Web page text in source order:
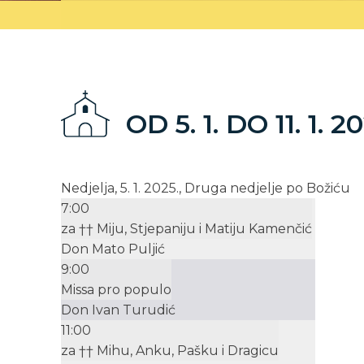
OD 5. 1. DO 11. 1.
Nedjelja, 5. 1. 2025., Druga nedjelje po Božiću
7:00
za †† Miju, Stjepaniju i Matiju Kamenčić
Don Mato Puljić
9:00
Missa pro populo
Don Ivan Turudić
11:00
za †† Mihu, Anku, Pašku i Dragicu